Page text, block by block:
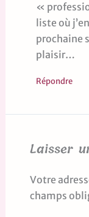
«
liste où
prochaine
plaisir…
Répondre
Laisser
Votre
champs